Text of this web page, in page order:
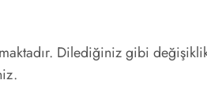
Dilediğiniz gibi